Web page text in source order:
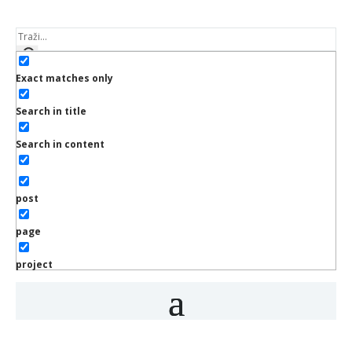
Exact matches only
Search in title
Search in content
post
page
project